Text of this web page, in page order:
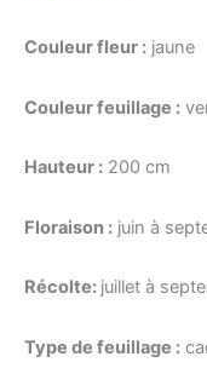
Couleur fleur : jaune
Couleur feuillage :
Hauteur : 200 cm
Floraison : juin à
Récolte: juillet à
Type de feuillage :